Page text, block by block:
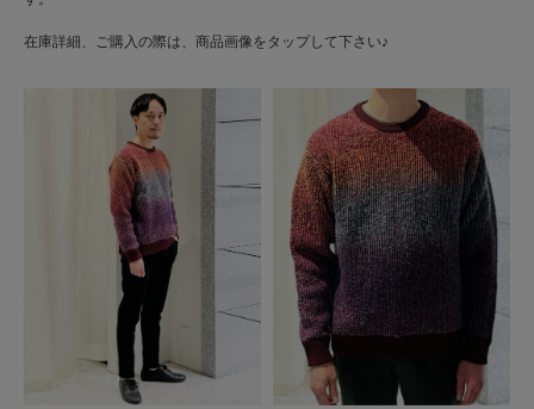
在庫詳細、ご購入の際は、商品画像をタップして下さい♪